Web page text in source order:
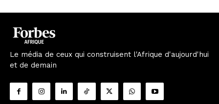
Le média de ceux qui construisent l'Afrique d'aujourd'hui
et de demain